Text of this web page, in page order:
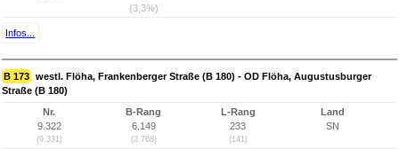
(3,3%)
Infos...
B 173 westl. Flöha, Frankenberger Straße (B 180) - OD Flöha, Augustusburger
Straße (B 180)
Nr.
9.322
(9.331)
B-Rang
6.149
(3.768)
L-Rang
233
(141)
Land
SN